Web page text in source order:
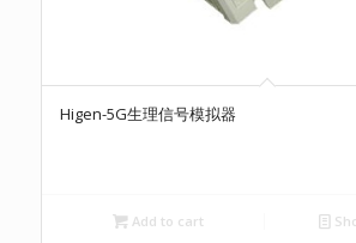
Higen-5G生理信号模拟器
Add to cart